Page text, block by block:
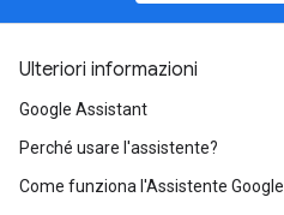
Ulteriori informazioni
Google Assistant
Perché usare l'assistente?
Come funziona l'Assistente Google